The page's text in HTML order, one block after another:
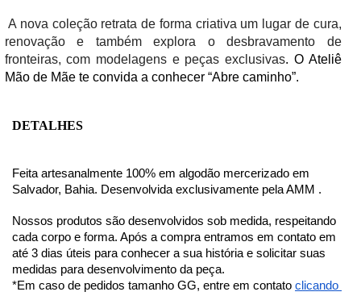
A nova coleção retrata de forma criativa um lugar de cura,
renovação e também explora o desbravamento de
fronteiras, com modelagens e peças exclusivas. O Ateliê
Mão de Mãe te convida a conhecer “Abre caminho”.
DETALHES
Feita artesanalmente 100% em algodão mercerizado em
Salvador, Bahia. Desenvolvida exclusivamente pela AMM .
Nossos produtos são desenvolvidos sob medida, respeitando
cada corpo e forma. Após a compra entramos em contato em
até 3 dias úteis para conhecer a sua história e solicitar suas
medidas para desenvolvimento da peça.
*Em caso de pedidos tamanho GG, entre em contato clicando